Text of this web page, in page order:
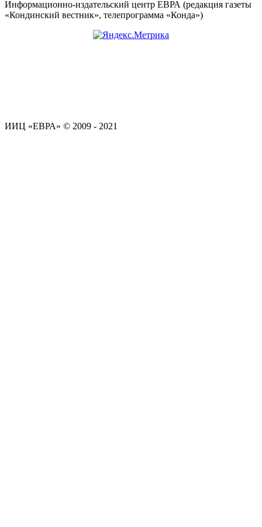
Информационно-издательский центр ЕВРА (редакция газеты
«Кондинский вестник», телепрограмма «Конда»)
ИИЦ «ЕВРА» © 2009 - 2021